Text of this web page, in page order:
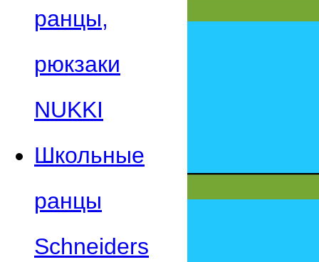
ранцы,
рюкзаки
NUKKI
Школьные
ранцы
Schneiders